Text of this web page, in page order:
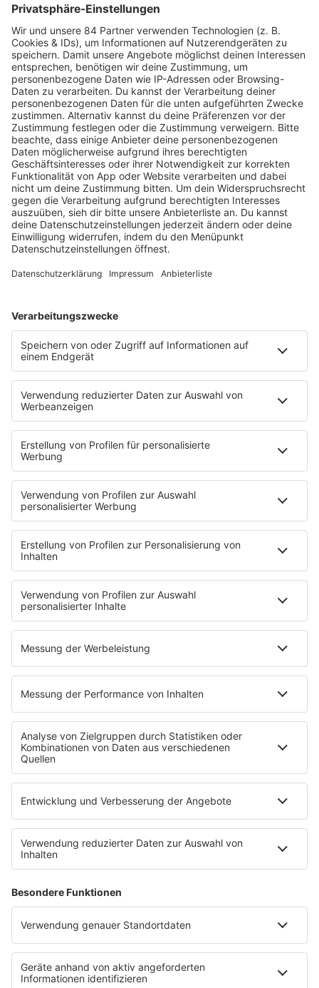
MEHR LESEN
HOME
RADIOS
barba radio
Lagerfeuer
Füße hoch
Schmusekatze
Song Contest
Mädelsabend
Ich hasse Sport
Sonntag Morgen
Strandbar
Putzfimmel
Deutschpop
Deutsche Liebeslieder
PODCASTS
Mit den Waffeln einer Frau
Frühstück bei Barbara
Brave & One
NotAufnahme
"Bewerbung und Karriere"
Aber bitte mit Schlager
Erdbeerkäse
Fitness mit M.A.R.K
Glück in Worten
Todesursache
Niemand muss ein Promi sein
PROGRAMM
Mit den Waffeln einer Frau
SERVICE
Empfang
barba radio App
Impressum
Datenschutz
Datenschutz Facebook & Instagram
Datenschutzeinstellungen
Clubbedingungen
Werbung schalten
Waffel-Werbepartner
80s80s.de
90s90s.de
1deutsch.de